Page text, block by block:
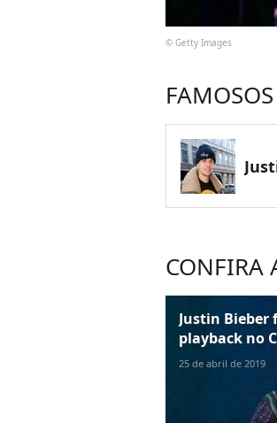
© Getty Images
CONFIRA
Justin
playback no
25 de abril de 2019